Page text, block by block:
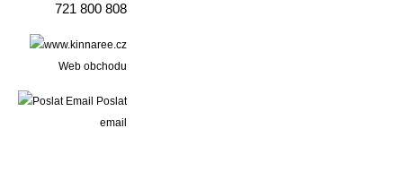
721 800 808
Web obchodu
Poslat
email